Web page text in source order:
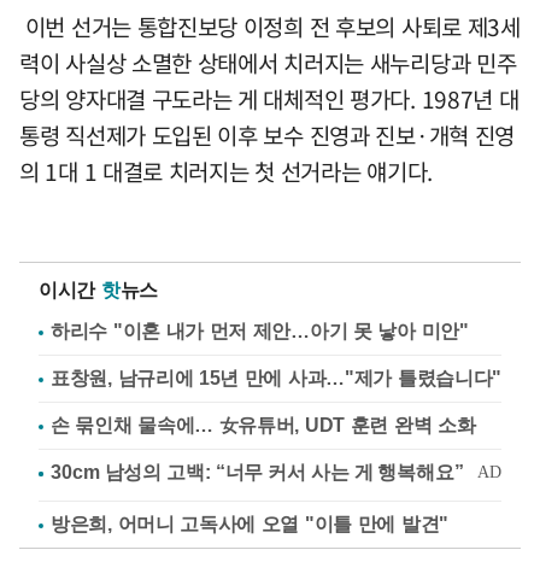
이번 선거는 통합진보당 이정희 전 후보의 사퇴로 제3세
력이 사실상 소멸한 상태에서 치러지는 새누리당과 민주
당의 양자대결 구도라는 게 대체적인 평가다. 1987년 대
통령 직선제가 도입된 이후 보수 진영과 진보·개혁 진영
의 1대 1 대결로 치러지는 첫 선거라는 얘기다.
이시간 핫뉴스
하리수 "이혼 내가 먼저 제안…아기 못 낳아 미안"
표창원, 남규리에 15년 만에 사과…"제가 틀렸습니다"
손 묶인채 물속에… 女유튜버, UDT 훈련 완벽 소화
방은희, 어머니 고독사에 오열 "이틀 만에 발견"